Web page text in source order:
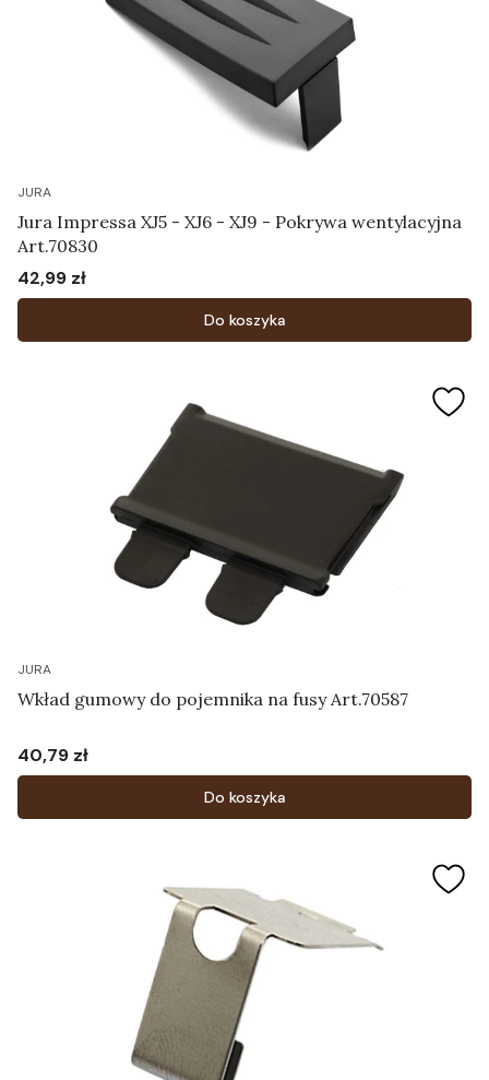
JURA
Jura Impressa XJ5 - XJ6 - XJ9 - Pokrywa wentylacyjna
Art.70830
Cena
42,99 zł
Do koszyka
JURA
Wkład gumowy do pojemnika na fusy Art.70587
Cena
40,79 zł
Do koszyka